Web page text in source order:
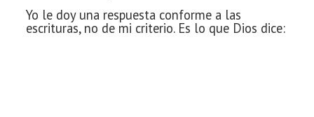
Yo le doy una respuesta conforme a las
escrituras, no de mi criterio. Es lo que Dios dice: